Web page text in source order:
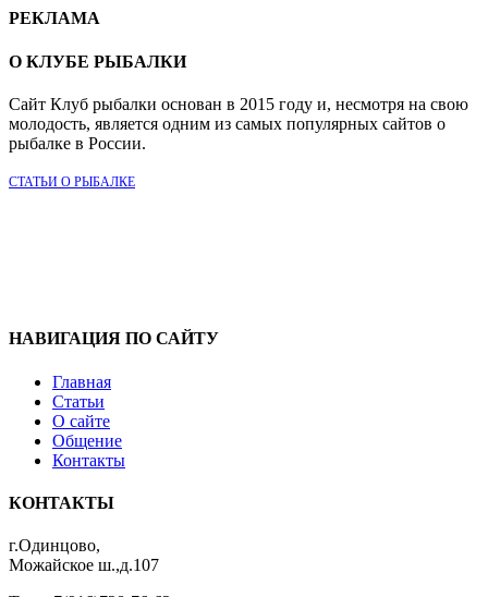
РЕКЛАМА
О КЛУБЕ РЫБАЛКИ
Сайт Клуб рыбалки основан в 2015 году и, несмотря на свою
молодость, является одним из самых популярных сайтов о
рыбалке в России.
СТАТЬИ О РЫБАЛКЕ
НАВИГАЦИЯ ПО САЙТУ
Главная
Статьи
О сайте
Общение
Контакты
КОНТАКТЫ
г.Одинцово,
Можайское ш.,д.107